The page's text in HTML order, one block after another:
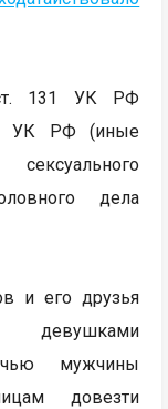
131 УК РФ
УК РФ (иные
дела
и его друзья
девушками
мужчины
довезти